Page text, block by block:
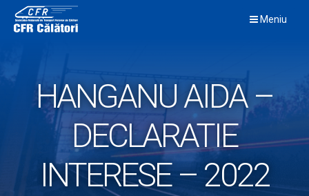
content
Meniu
HANGANU AIDA –
DECLARATIE
INTERESE – 2022